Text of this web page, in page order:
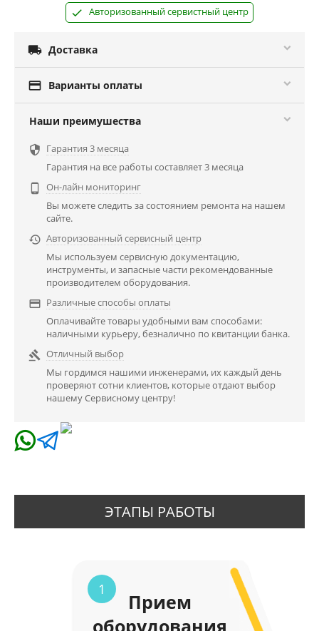
Авторизованный сервистный центр
 Доставка
 Варианты оплаты
Наши преимушества
 Гарантия 3 месяца
Гарантия на все работы составляет 3 месяца

Он-лайн мониторинг
Вы можете следить за состоянием ремонта на нашем
сайте.
 Авторизованный сервисный центр
Мы используем сервисную документацию,
инструменты, и запасные части рекомендованные
производителем оборудования.
 Различные способы оплаты
Оплачивайте товары удобными вам способами:
наличными курьеру, безналично по квитанции банка.
 Отличный выбор
Мы гордимся нашими инженерами, их каждый день
проверяют сотни клиентов, которые отдают выбор
нашему Сервисному центру!
ЭТАПЫ РАБОТЫ
1
Прием
оборудования